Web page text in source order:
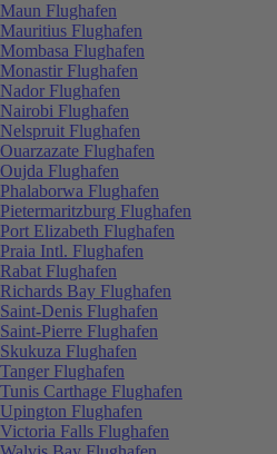
Maun Flughafen
Mauritius Flughafen
Mombasa Flughafen
Monastir Flughafen
Nador Flughafen
Nairobi Flughafen
Nelspruit Flughafen
Ouarzazate Flughafen
Oujda Flughafen
Phalaborwa Flughafen
Pietermaritzburg Flughafen
Port Elizabeth Flughafen
Praia Intl. Flughafen
Rabat Flughafen
Richards Bay Flughafen
Saint-Denis Flughafen
Saint-Pierre Flughafen
Skukuza Flughafen
Tanger Flughafen
Tunis Carthage Flughafen
Upington Flughafen
Victoria Falls Flughafen